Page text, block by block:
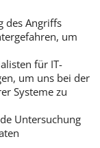
des Angriffs
um
für IT-
um uns bei der
Systeme zu
Untersuchung